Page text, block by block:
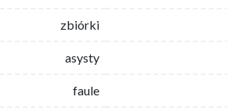
zbiórki
asysty
faule